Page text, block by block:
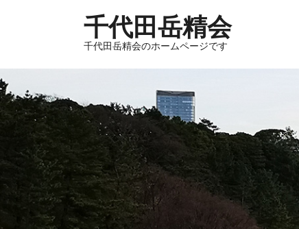
千代田岳精会
千代田岳精会のホームページです